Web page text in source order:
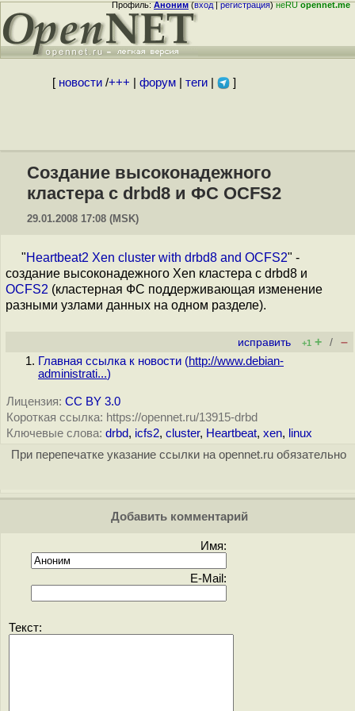
Профиль:Аноним(вход|регистрация)неRUopennet.me
[ новости/+++ форум| теги| ]
Создание высоконадежного
кластера с drbd8 и ФС OCFS2
29.01.2008 17:08 (MSK)
"Heartbeat2 Xen cluster with drbd8 and OCFS2" -
создание высоконадежного Xen кластера с drbd8 и
OCFS2 (кластерная ФС поддерживающая изменение
разными узлами данных на одном разделе).
исправить +1 + / –
Главная ссылка к новости (http://www.debian-
administrati...)
Лицензия: CC BY 3.0
Короткая ссылка: https://opennet.ru/13915-drbd
Ключевые слова: drbd, icfs2, cluster, Heartbeat, xen, linux
При перепечатке указание ссылки на opennet.ru обязательно
Добавить комментарий
Имя:
E-Mail:
Текст: